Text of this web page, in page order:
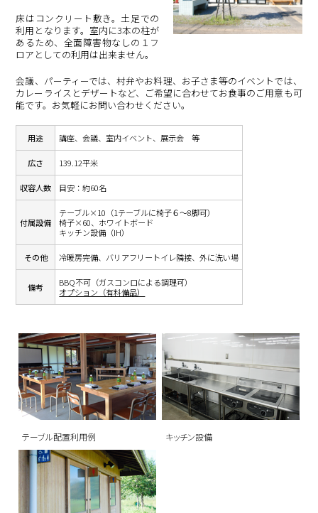
床はコンクリート敷き。土足での
利用となります。室内に3本の柱が
あるため、全面障害物なしの１フ
ロアとしての利用は出来ません。
会議、パーティーでは、村弁やお料理、お子さま等のイベントでは、
カレーライスとデザートなど、ご希望に合わせてお食事のご用意も可
能です。お気軽にお問い合わせください。
用途 講座、会議、室内イベント、展示会 等
広さ 139.12平米
収容人数 目安：約60名
付属設備
テーブル×10（1テーブルに椅子６～8脚可）
椅子×60、ホワイトボード
キッチン設備（IH）
その他 冷暖房完備、バリアフリートイレ隣接、外に洗い場
備考
BBQ不可（ガスコンロによる調理可）
オプション（有料備品）
テーブル配置利用例 キッチン設備